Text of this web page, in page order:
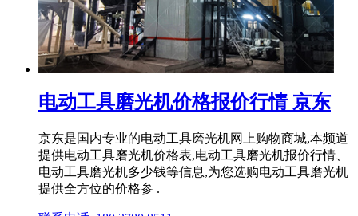
电动工具磨光机价格报价行情 京东
京东是国内专业的电动工具磨光机网上购物商城,本频道
提供电动工具磨光机价格表,电动工具磨光机报价行情、
电动工具磨光机多少钱等信息,为您选购电动工具磨光机
提供全方位的价格参 .